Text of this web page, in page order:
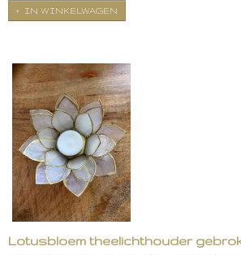
IN WINKELWAGEN
Lotusbloem theelichthouder